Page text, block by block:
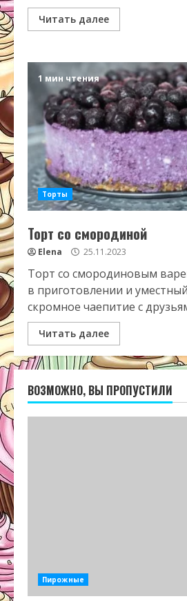
Читать далее
1 мин чтения
Торты
Торт со смородиной
Elena 25.11.2023
Торт со смородиновым
в приготовлении и
скромное чаепитие с
Читать далее
ВОЗМОЖНО, ВЫ ПРОПУСТИЛИ
Пирожные